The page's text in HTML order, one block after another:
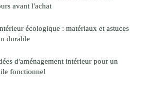
avant l'achat
écologique : matériaux et astuces
durable
d'aménagement intérieur pour un
fonctionnel